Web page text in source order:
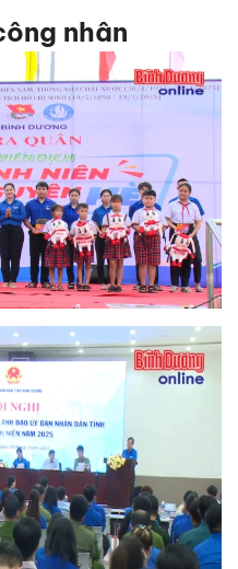
nhân
tình nguyện hè năm
nhiều ý kiến tâm huyết